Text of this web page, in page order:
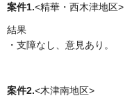
案件1.<精華・西木津地区>
結果
・支障なし、意見あり。
案件2.<木津南地区>